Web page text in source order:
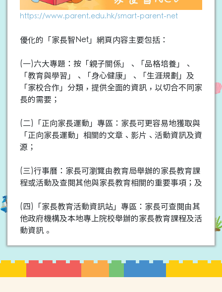
https://www.parent.edu.hk/smart-parent-net
優化的「家長智Net」網頁内容主要包括：
(一)六大專題：按「親子關係」、「品格培養」、
「教育與學習」、「身心健康」、「生涯規劃」及
「家校合作」分類，提供全面的資訊，以切合不同家
長的需要；
(二)「正向家長運動」專區：家長可更容易地獲取與
「正向家長運動」相關的文章、影片、活動資訊及資
源；
(三)行事曆：家長可瀏覽由教育局舉辦的家長教育課
程或活動及查閱其他與家長教育相關的重要事項；及
(四)「家長教育活動資訊站」專區：家長可查閱由其
他政府機構及本地專上院校舉辦的家長教育課程及活
動資訊。